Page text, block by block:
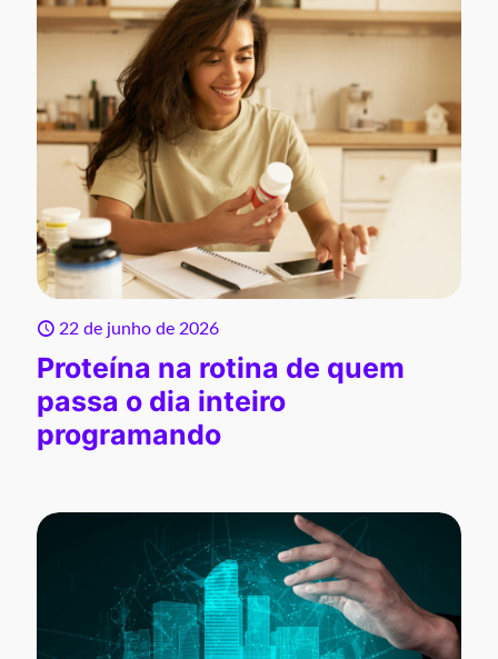
22 de junho de 2026
Proteína na rotina de quem
passa o dia inteiro
programando